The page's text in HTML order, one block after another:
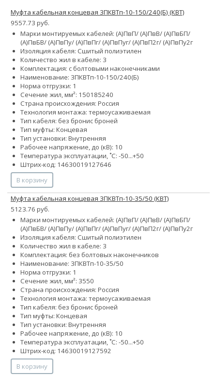
Муфта кабельная концевая 3ПКВТп-10-150/240(Б) (КВТ)
9557.73 руб.
Марки монтируемых кабелей: (А)ПвП/ (А)ПвВ/ (А)ПвБП/
(А)ПвБВ/ (А)ПвПу/ (А)ПвПг/ (А)ПвПуг/ (А)ПвП2г/ (А)ПвПу2г
Изоляция кабеля: Сшитый полиэтилен
Количество жил в кабеле: 3
Комплектация: с болтовыми наконечниками
Наименование: 3ПКВТп-10-150/240(Б)
Норма отгрузки: 1
Сечение жил, мм²: 150185240
Страна происхождения: Россия
Технология монтажа: термоусаживаемая
Тип кабеля: без бронис броней
Тип муфты: Концевая
Тип установки: Внутренняя
Рабочее напряжение, до (кВ): 10
Температура эксплуатации, ˚С: -50...+50
Штрих-код: 14630019127646
В корзину
Муфта кабельная концевая 3ПКВТп-10-35/50 (КВТ)
5123.76 руб.
Марки монтируемых кабелей: (А)ПвП/ (А)ПвВ/ (А)ПвБП/
(А)ПвБВ/ (А)ПвПу/ (А)ПвПг/ (А)ПвПуг/ (А)ПвП2г/ (А)ПвПу2г
Изоляция кабеля: Сшитый полиэтилен
Количество жил в кабеле: 3
Комплектация: без болтовых наконечников
Наименование: 3ПКВТп-10-35/50
Норма отгрузки: 1
Сечение жил, мм²: 3550
Страна происхождения: Россия
Технология монтажа: термоусаживаемая
Тип кабеля: без бронис броней
Тип муфты: Концевая
Тип установки: Внутренняя
Рабочее напряжение, до (кВ): 10
Температура эксплуатации, ˚С: -50...+50
Штрих-код: 14630019127592
В корзину